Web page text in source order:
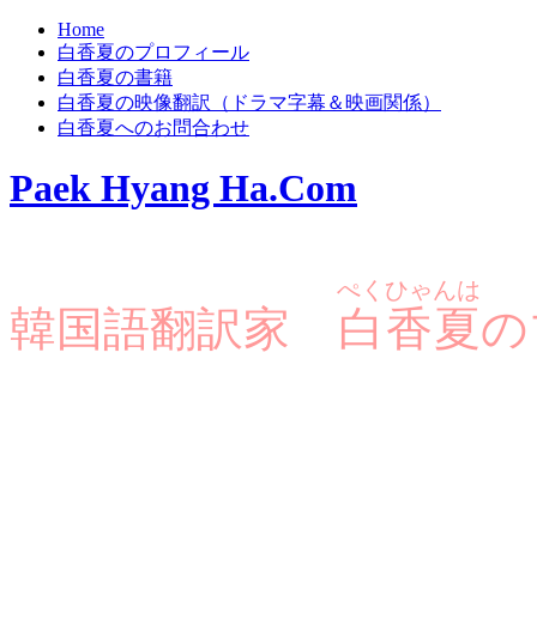
Home
白香夏のプロフィール
白香夏の書籍
白香夏の映像翻訳（ドラマ字幕＆映画関係）
白香夏へのお問合わせ
Paek Hyang Ha.Com
韓国語翻訳家 白香夏
ぺくひゃんは